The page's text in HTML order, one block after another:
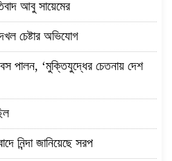
আবু সায়েমের
চেষ্টার অভিযোগ
পালন, ‘মুক্তিযুদ্ধের চেতনায় দেশ
নিন্দা জানিয়েছে সরপ